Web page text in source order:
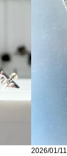
2026/01/11